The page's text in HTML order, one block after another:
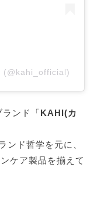
(@kahi_official)
ンド「KAHI(カ
ンド哲学を元に、
ケア製品を揃えて